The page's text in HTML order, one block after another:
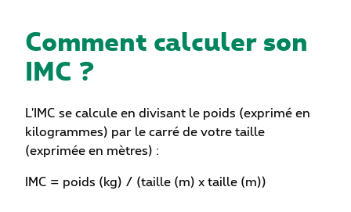
Comment calculer son
IMC ?
L'IMC se calcule en divisant le poids (exprimé en
kilogrammes) par le carré de votre taille
(exprimée en mètres) :
IMC = poids (kg) / (taille (m) x taille (m))